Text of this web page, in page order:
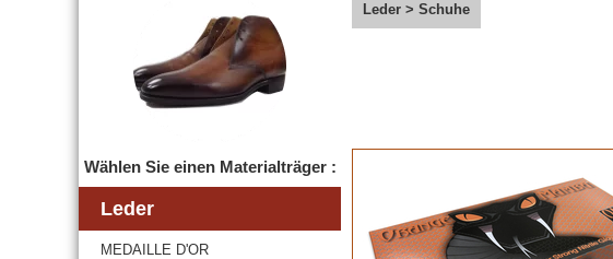
Wählen Sie einen Materialträger :
Leder
MEDAILLE D'OR
Leder > Schuhe